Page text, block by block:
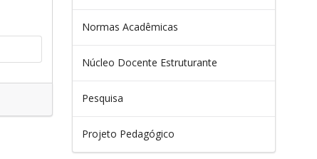
Normas Acadêmicas
Núcleo Docente Estruturante
Pesquisa
Projeto Pedagógico